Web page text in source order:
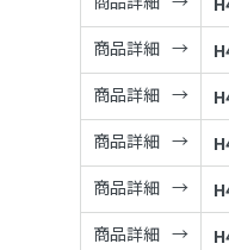
商品詳細
商品詳細
商品詳細
商品詳細
商品詳細